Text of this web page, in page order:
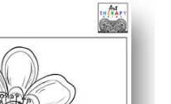
学校で数分で印刷して塗
中力を保ち、ストレスを
トセンター、または自宅
筆、またはマーカーで再